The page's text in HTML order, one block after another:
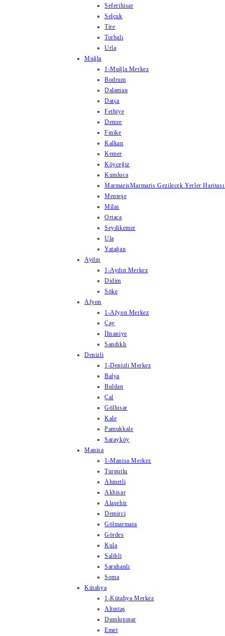
Seferihisar
Selçuk
Tire
Torbalı
Urla
Muğla
1-Muğla Merkez
Bodrum
Dalaman
Datça
Fethiye
Demre
Finike
Kalkan
Kemer
Köyceğiz
Kumluca
MarmarisMarmaris Gezilecek Yerler
Menteşe
Milas
Ortaca
Seydikemer
Ula
Yatağan
Aydın
1-Aydın Merkez
Didim
Söke
Afyon
1-Afyon Merkez
Çay
İhsaniye
Sandıklı
Denizli
1-Denizli Merkez
Balya
Buldan
Çal
Gölhisar
Kale
Pamukkale
Sarayköy
Manisa
1-Manisa Merkez
Turgutlu
Ahmetli
Akhisar
Alaşehir
Demirci
Gölmarmara
Gördes
Kula
Salihli
Saruhanlı
Soma
Kütahya
1-Kütahya Merkez
Altıntaş
Dumlupınar
Emet